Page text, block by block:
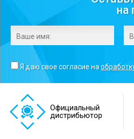
на
Я даю свое согласие на
Официальный
дистрибьютор